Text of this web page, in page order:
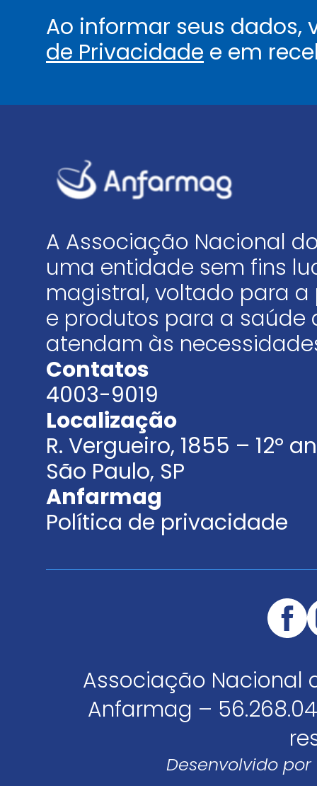
Ao informar seus
de Privacidade e em
A Associação Nacional
uma entidade sem fins
magistral, voltado para
e produtos para a saúde
atendam às
Contatos
4003-9019
Localização
R. Vergueiro, 1855 – 12º
São Paulo, SP
Anfarmag
Política de privacidade
Associação Nacional
Anfarmag –
Desenvolvido por